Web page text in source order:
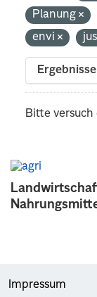
Planung
envi
Bitte versuch
Impressum